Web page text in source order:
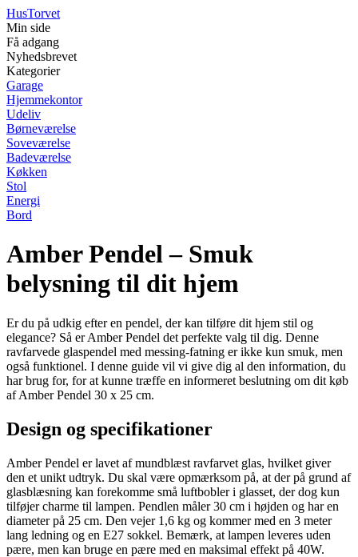
HusTorvet
Min side
Få adgang
Nyhedsbrevet
Kategorier
Garage
Hjemmekontor
Udeliv
Børneværelse
Soveværelse
Badeværelse
Køkken
Stol
Energi
Bord
Amber Pendel – Smuk
belysning til dit hjem
Er du på udkig efter en pendel, der kan tilføre dit hjem stil og
elegance? Så er Amber Pendel det perfekte valg til dig. Denne
ravfarvede glaspendel med messing-fatning er ikke kun smuk, men
også funktionel. I denne guide vil vi give dig al den information, du
har brug for, for at kunne træffe en informeret beslutning om dit køb
af Amber Pendel 30 x 25 cm.
Design og specifikationer
Amber Pendel er lavet af mundblæst ravfarvet glas, hvilket giver
den et unikt udtryk. Du skal være opmærksom på, at der på grund af
glasblæsning kan forekomme små luftbobler i glasset, der dog kun
tilføjer charme til lampen. Pendlen måler 30 cm i højden og har en
diameter på 25 cm. Den vejer 1,6 kg og kommer med en 3 meter
lang ledning og en E27 sokkel. Bemærk, at lampen leveres uden
pære, men kan bruge en pære med en maksimal effekt på 40W.